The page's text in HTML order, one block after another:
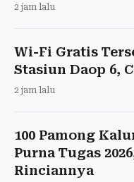
2 jam lalu
Wi-Fi Gratis
Stasiun Daop 6,
2 jam lalu
100 Pamong
Purna Tugas
Rinciannya